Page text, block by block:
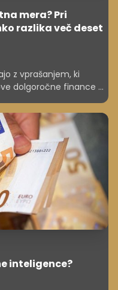
mera? Pri
razlika več deset
z vprašanjem, ki
dolgoročne finance -
mero. Primerjave
so razlike manjše kot
majhna rast
več sto evrov višji
inteligence?